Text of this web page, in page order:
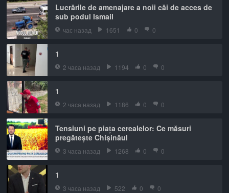
Lucrările de amenajare a noii căi de acces de
sub podul Ismail
час назад 1651 0 0
1
2 часа назад 1194 0 0
1
2 часа назад 1186 0 0
Tensiuni pe piața cerealelor: Ce măsuri
pregătește Chișinăul
3 часа назад 1268 0 0
1
3 часа назад 522 0 0